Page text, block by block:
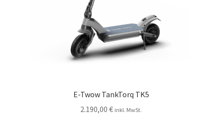
E-Twow TankTorq TK5
2.190,00 € inkl. MwSt.